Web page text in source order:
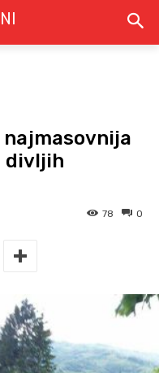
divljih
0
78